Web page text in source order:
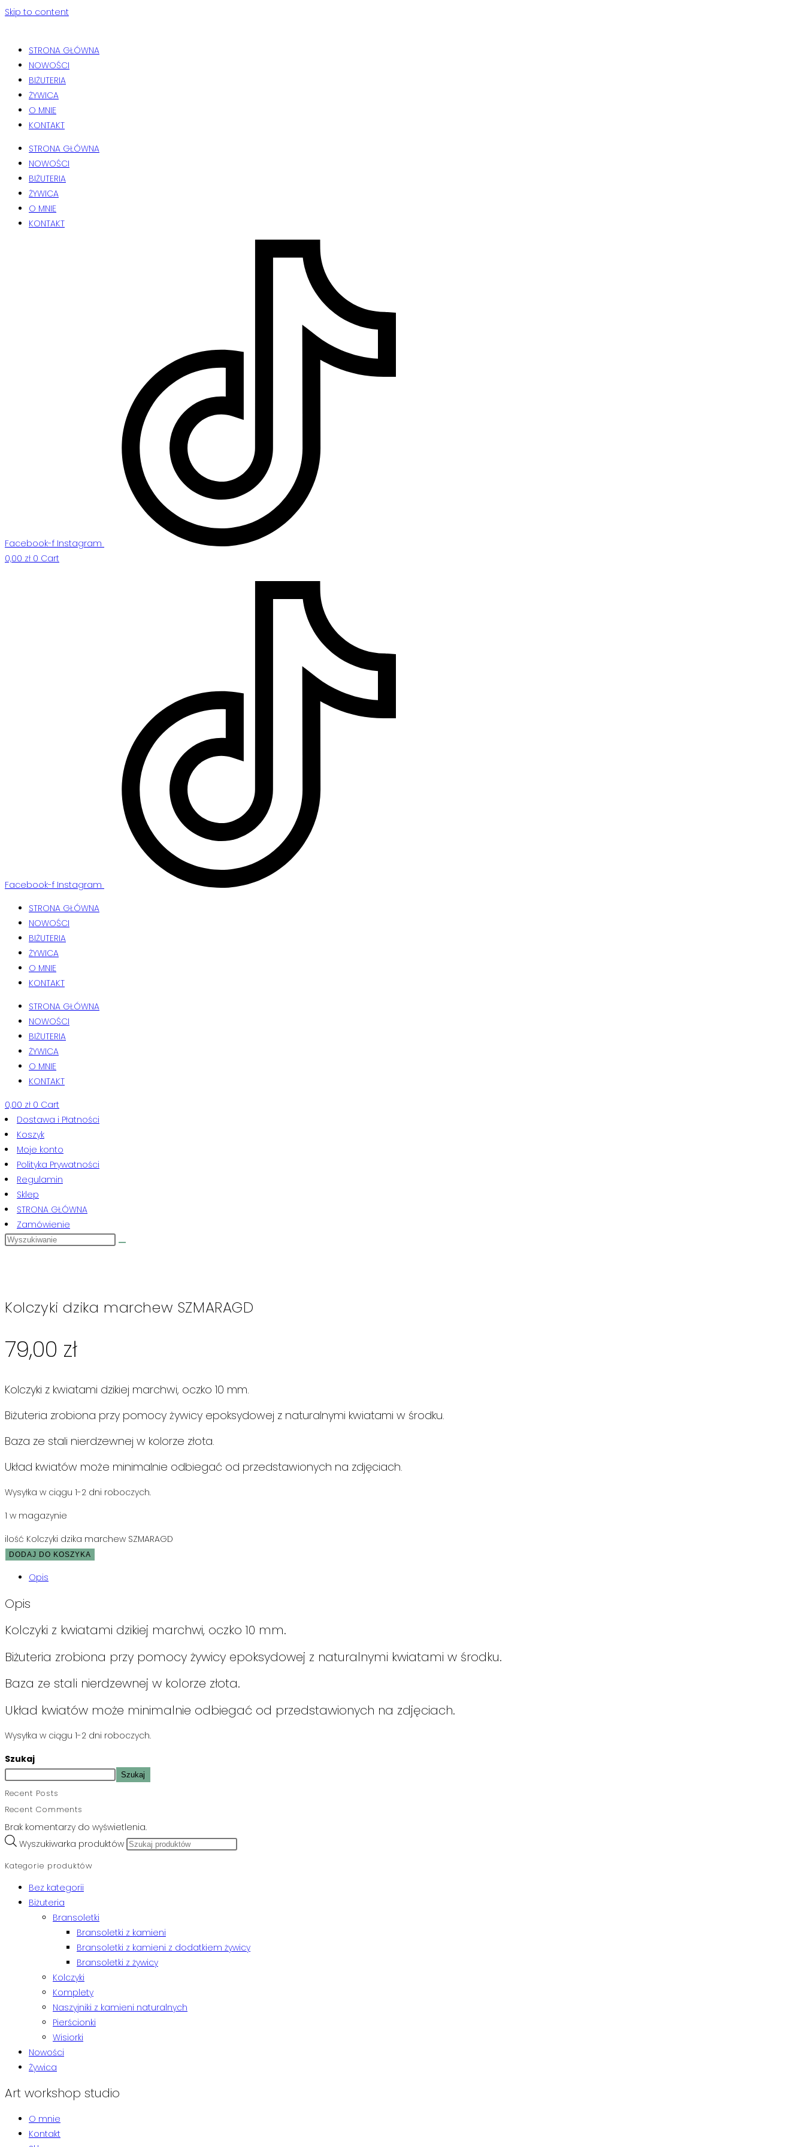
Skip to content
STRONA GŁÓWNA
NOWOŚCI
BIŻUTERIA
ŻYWICA
O MNIE
KONTAKT
STRONA GŁÓWNA
NOWOŚCI
BIŻUTERIA
ŻYWICA
O MNIE
KONTAKT
Facebook-f Instagram
0,00 zł 0 Cart
Facebook-f Instagram
STRONA GŁÓWNA
NOWOŚCI
BIŻUTERIA
ŻYWICA
O MNIE
KONTAKT
STRONA GŁÓWNA
NOWOŚCI
BIŻUTERIA
ŻYWICA
O MNIE
KONTAKT
0,00 zł 0 Cart
Dostawa i Płatności
Koszyk
Moje konto
Polityka Prywatności
Regulamin
Sklep
STRONA GŁÓWNA
Zamówienie
Kolczyki dzika marchew SZMARAGD
79,00 zł
Kolczyki z kwiatami dzikiej marchwi, oczko 10 mm.
Biżuteria zrobiona przy pomocy żywicy epoksydowej z naturalnymi kwiatami w środku.
Baza ze stali nierdzewnej w kolorze złota.
Układ kwiatów może minimalnie odbiegać od przedstawionych na zdjęciach.
Wysyłka w ciągu 1-2 dni roboczych.
1 w magazynie
ilość Kolczyki dzika marchew SZMARAGD
DODAJ DO KOSZYKA
Opis
Opis
Kolczyki z kwiatami dzikiej marchwi, oczko 10 mm.
Biżuteria zrobiona przy pomocy żywicy epoksydowej z naturalnymi kwiatami w środku.
Baza ze stali nierdzewnej w kolorze złota.
Układ kwiatów może minimalnie odbiegać od przedstawionych na zdjęciach.
Wysyłka w ciągu 1-2 dni roboczych.
Szukaj
Szukaj
Recent Posts
Recent Comments
Brak komentarzy do wyświetlenia.
Wyszukiwarka produktów
Kategorie produktów
Bez kategorii
Biżuteria
Bransoletki
Bransoletki z kamieni
Bransoletki z kamieni z dodatkiem żywicy
Bransoletki z żywicy
Kolczyki
Komplety
Naszyjniki z kamieni naturalnych
Pierścionki
Wisiorki
Nowości
Żywica
Art workshop studio
O mnie
Kontakt